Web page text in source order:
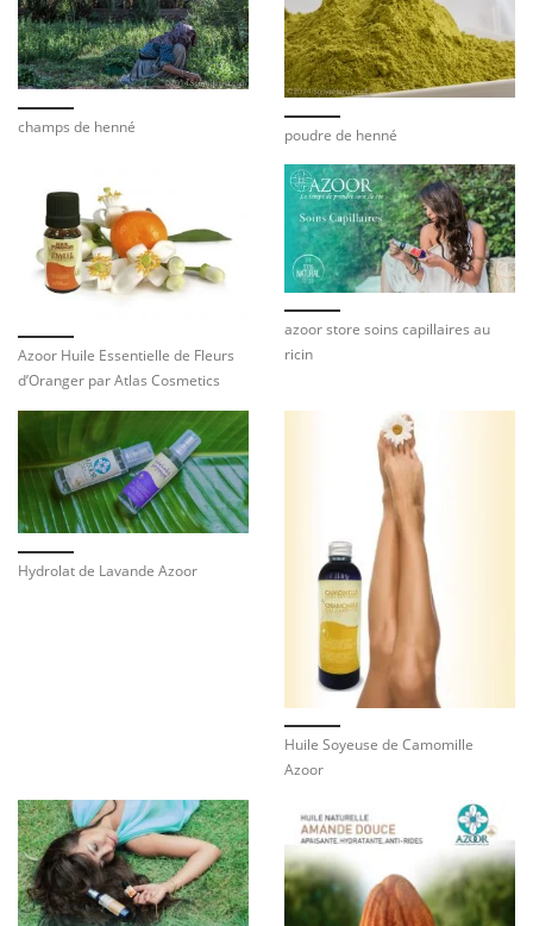
champs de henné poudre de henné
Azoor Huile Essentielle de Fleurs
d’Oranger par Atlas Cosmetics
azoor store soins capillaires au
ricin
Hydrolat de Lavande Azoor
Huile Soyeuse de Camomille
Azoor